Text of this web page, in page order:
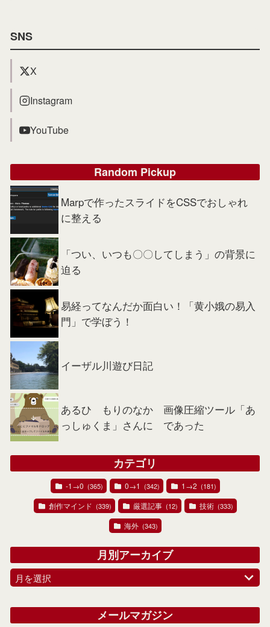
SNS
X
Instagram
YouTube
Random Pickup
Marpで作ったスライドをCSSでおしゃれ
に整える
「つい、いつも〇〇してしまう」の背景に
迫る
易経ってなんだか面白い！「黄小娥の易入
門」で学ぼう！
イーザル川遊び日記
あるひ もりのなか 画像圧縮ツール「あ
っしゅくま」さんに であった
カテゴリ
-1→0 (365) 0→1 (342) 1→2 (181)
創作マインド (339) 厳選記事 (12) 技術 (333)
海外 (343)
月別アーカイブ
月を選択
メールマガジン